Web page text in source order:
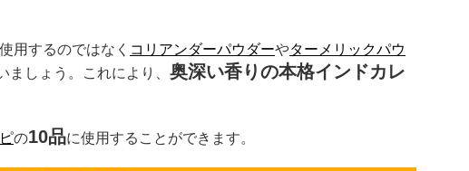
用するのではなく コリアンダーパウダーやターメリックパウ
ましょう。これにより、 奥深い香りの本格インドカレ
の10品に使用することができます。